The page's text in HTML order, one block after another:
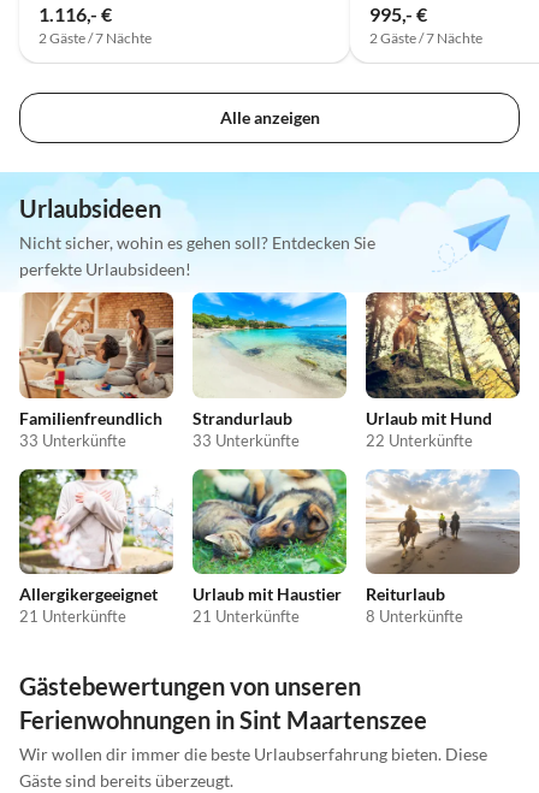
1.116,- €
2 Gäste / 7 Nächte
995,- €
2 Gäste / 7 Nächte
Alle anzeigen
Urlaubsideen
Nicht sicher, wohin es gehen soll? Entdecken Sie
perfekte Urlaubsideen!
Familienfreundlich
33 Unterkünfte
Strandurlaub
33 Unterkünfte
Urlaub mit Hund
22 Unterkünfte
Allergikergeeignet
21 Unterkünfte
Urlaub mit Haustier
21 Unterkünfte
Reiturlaub
8 Unterkünfte
Gästebewertungen von unseren
Ferienwohnungen in Sint Maartenszee
Wir wollen dir immer die beste Urlaubserfahrung bieten. Diese
Gäste sind bereits überzeugt.